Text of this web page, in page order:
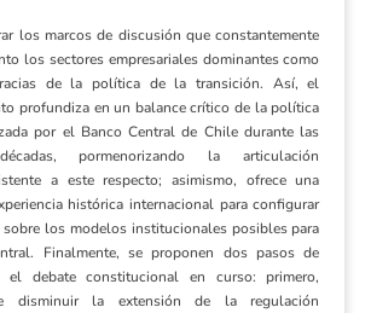
los marcos de discusión que constantemente
los sectores empresariales dominantes como
de la política de la transición. Así, el
profundiza en un balance crítico de la política
por el Banco Central de Chile durante las
pormenorizando la articulación
a este respecto; asimismo, ofrece una
histórica internacional para configurar
sobre los modelos institucionales posibles para
Finalmente, se proponen dos pasos de
el debate constitucional en curso: primero,
disminuir la extensión de la regulación